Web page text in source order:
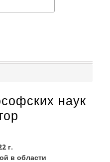
наук
г.
в области